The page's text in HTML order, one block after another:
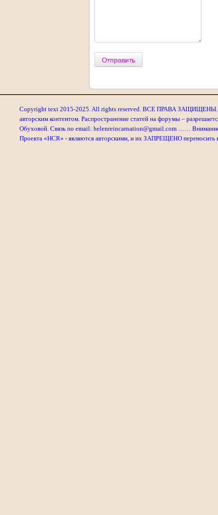
Отправить
Copyright text 2015-2025. All rights reserved. ВСЕ ПРАВА ЗАЩИЩЕНЫ.
авторским контентом. Распространение статей на форумы –
Обуховой. Связь по email: helenreincarnation@gmail.com ……
Проекта «HCR» - являются авторскими, и их ЗАПРЕЩЕНО переносить в